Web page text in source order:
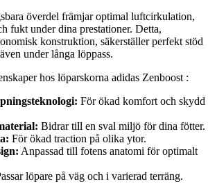
överdel främjar optimal luftcirkulation,
fukt under dina prestationer. Detta,
konstruktion, säkerställer perfekt stöd
under långa löppass.
hos löparskorna adidas Zenboost :
För ökad komfort och skydd
Bidrar till en sval miljö för dina fötter.
För ökad traction på olika ytor.
Anpassad till fotens anatomi för optimalt
löpare på väg och i varierad terräng.